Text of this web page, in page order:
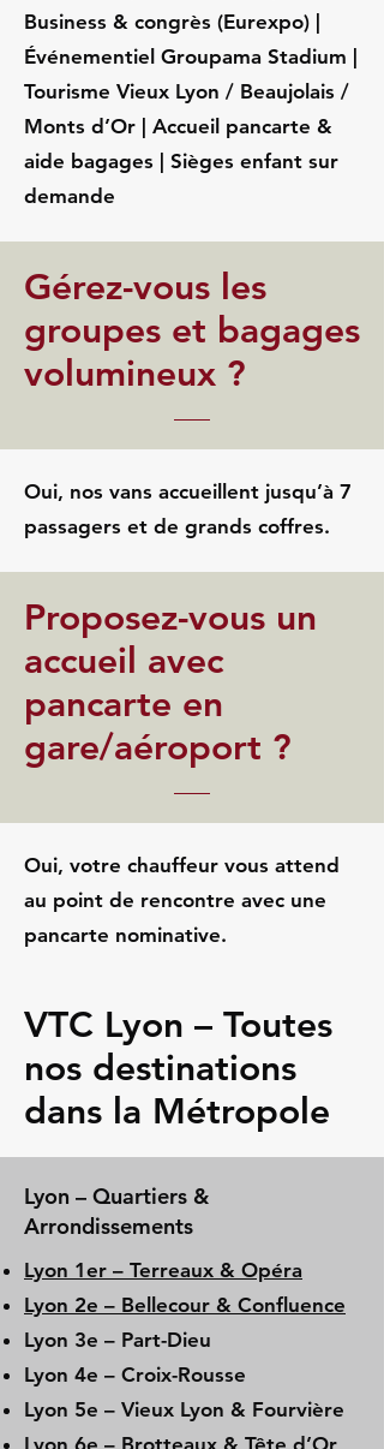
Business & congrès (Eurexpo) |
Événementiel Groupama Stadium |
Tourisme Vieux Lyon / Beaujolais /
Monts d’Or | Accueil pancarte &
aide bagages | Sièges enfant sur
demande
Gérez-vous les
groupes et bagages
volumineux ?
Oui, nos vans accueillent jusqu’à 7
passagers et de grands coffres.
Proposez-vous un
accueil avec
pancarte en
gare/aéroport ?
Oui, votre chauffeur vous attend
au point de rencontre avec une
pancarte nominative.
VTC Lyon – Toutes
nos destinations
dans la Métropole
Lyon – Quartiers &
Arrondissements
Lyon 1er – Terreaux & Opéra
Lyon 2e – Bellecour & Confluence
Lyon 3e – Part-Dieu
Lyon 4e – Croix-Rousse
Lyon 5e – Vieux Lyon & Fourvière
Lyon 6e – Brotteaux & Tête d’Or